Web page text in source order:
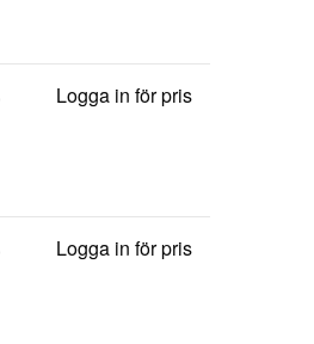
Logga in för pris
Logga in för pris